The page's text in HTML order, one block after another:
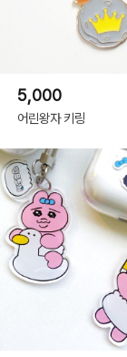
5,000
어린왕자 키링